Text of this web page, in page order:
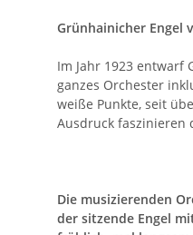
Grünhainicher Engel
Im Jahr 1923 entwarf
ganzes Orchester
weiße Punkte, seit
Ausdruck faszinieren
Die musizierenden
der sitzende Engel